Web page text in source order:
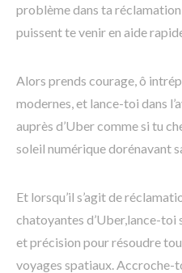
problème dans ta
puissent te venir en aide
Alors prends courage, ô
modernes, et lance-toi dans
auprès d’Uber comme si tu
soleil numérique dorénavant
Et lorsqu’il s’agit de
chatoyantes d’Uber,lance-toi
et précision pour résoudre
voyages spatiaux. Accroche-